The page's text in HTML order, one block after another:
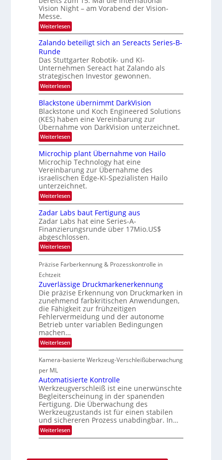
r
o
n
i
e
d
e
r
t
a
n
d
u
f
d
e
r
L
o
g
i
m
a
t
2
0
2
7
a
e
‚
H
y
e
r
s
p
e
c
r
a
l
N
e
w
s
‘
Vision Night – am Vorabend der Vision-
Messe.
Weiterlesen:
I
t
r
n
a
t
i
o
n
a
l
V
i
s
i
o
n
N
i
g
h
t
2
0
2
6
Zalando beteiligt sich an Sereacts Series-B-
Runde
Das Stuttgarter Robotik- und KI-
Unternehmen Sereact hat Zalando als
strategischen Investor gewonnen.
Weiterlesen:
Z
l
a
n
d
o
b
t
e
i
l
i
g
t
s
i
c
h
a
n
S
e
e
c
t
s
S
e
r
i
e
s
-
B
R
n
d
e
Blackstone übernimmt DarkVision
Blackstone und Koch Engineered Solutions
(KES) haben eine Vereinbarung zur
Übernahme von DarkVision unterzeichnet.
Weiterlesen:
B
a
c
k
s
t
o
n
e
ü
b
e
r
n
i
m
m
t
a
r
k
V
i
s
i
n
Microchip plant Übernahme von Hailo
Microchip Technology hat eine
Vereinbarung zur Übernahme des
israelischen Edge-KI-Spezialisten Hailo
unterzeichnet.
Weiterlesen:
M
c
r
o
c
h
i
p
n
t
Ü
b
e
r
n
a
h
m
v
n
H
a
i
l
o
Zadar Labs baut Fertigung aus
Zadar Labs hat eine Series-A-
Finanzierungsrunde über 17Mio.US$
abgeschlossen.
Weiterlesen:
Z
d
r
L
a
b
s
b
a
u
t
F
e
r
t
g
u
n
g
a
u
s
Präzise Farberkennung & Prozesskontrolle in
Echtzeit
Zuverlässige Druckmarkenerkennung
Die präzise Erkennung von Druckmarken in
zunehmend farbkritischen Anwendungen,
die Fähigkeit zur frühzeitigen
Fehlervermeidung und der autonome
Betrieb unter variablen Bedingungen
machen…
Weiterlesen:
Z
v
l
ä
s
s
i
g
e
D
r
Kamera-basierte Werkzeug-Verschleißüberwachung
per ML
Automatisierte Kontrolle
Werkzeugverschleiß ist eine unerwünschte
Begleiterscheinung in der spanenden
Fertigung. Die Überwachung des
Werkzeugzustands ist für einen stabilen
und sichereren Prozess unabdingbar. In…
Weiterlesen:
A
o